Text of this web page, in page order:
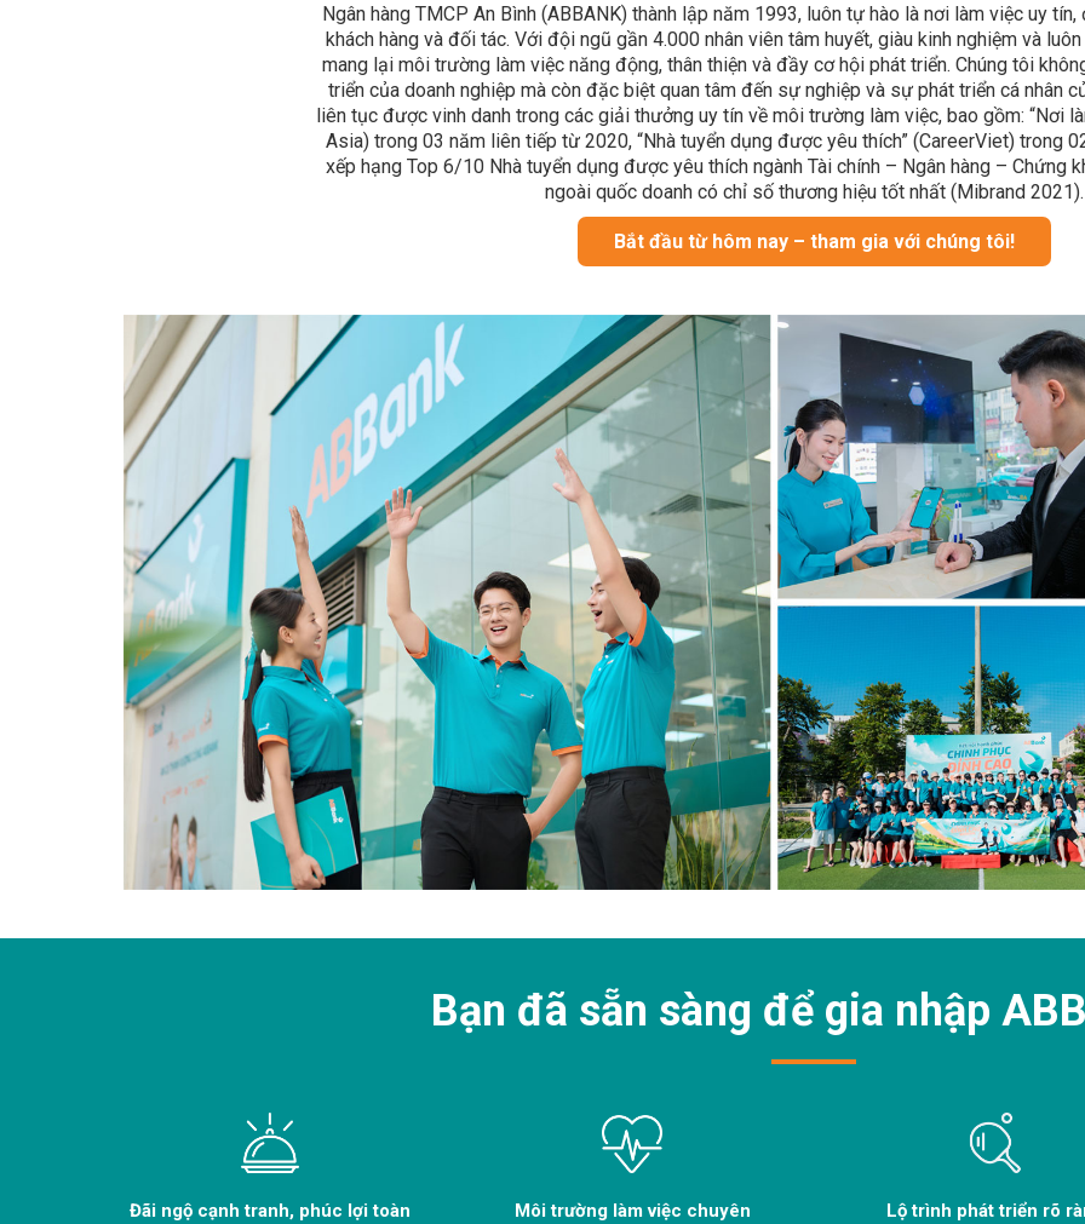
Ngân hàng TMCP An Bình (ABBANK) thành lập năm 1993, luôn tự hào là nơi làm việc uy
khách hàng và đối tác. Với đội ngũ gần 4.000 nhân viên tâm huyết, giàu kinh nghiệm và
mang lại môi trường làm việc năng động, thân thiện và đầy cơ hội phát triển. Chúng tôi
triển của doanh nghiệp mà còn đặc biệt quan tâm đến sự nghiệp và sự phát triển cá nhân
liên tục được vinh danh trong các giải thưởng uy tín về môi trường làm việc, bao gồm: “Nơi
Asia) trong 03 năm liên tiếp từ 2020, “Nhà tuyển dụng được yêu thích” (CareerViet) trong
xếp hạng Top 6/10 Nhà tuyển dụng được yêu thích ngành Tài chính – Ngân hàng – Chứng
ngoài quốc doanh có chỉ số thương hiệu tốt nhất (Mibrand 2021).
Bắt đầu từ hôm nay – tham gia với chúng tôi!
Bạn đã sẵn sàng để gia nhập
Đãi ngộ cạnh tranh, phúc lợi toàn
Môi trường làm việc chuyên
Lộ trình phát triển rõ